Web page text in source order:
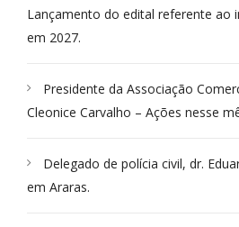
Lançamento do edital referente ao
em 2027.
Presidente da Associação
Cleonice Carvalho – Ações nesse
Delegado de polícia civil, dr.
em Araras.